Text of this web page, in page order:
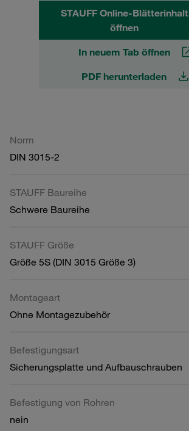
STAUFF Online-Blätterinhalt
öffnen
In neuem Tab öffnen
PDF herunterladen
Norm
DIN 3015-2
STAUFF Baureihe
Schwere Baureihe
STAUFF Größe
Größe 5S (DIN 3015 Größe 3)
Montageart
Ohne Montagezubehör
Befestigungsart
Sicherungsplatte und Aufbauschrauben
Befestigung von Rohren
nein